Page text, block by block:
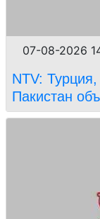
07-08-2026
NTV:
Пакистан